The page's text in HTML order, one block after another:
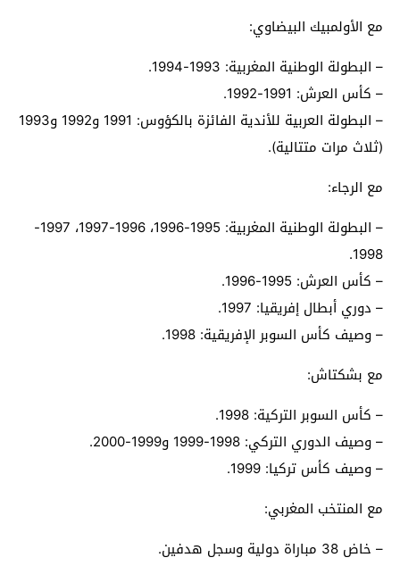
مع الأولمبيك البيضاوي:
– البطولة الوطنية المغربية: 1993-1994.
– كأس العرش: 1991-1992.
– البطولة العربية للأندية الفائزة بالكؤوس: 1991 و1992 و1993
(ثلاث مرات متتالية).
مع الرجاء:
– البطولة الوطنية المغربية: 1995-1996، 1996-1997، 1997-
1998.
– كأس العرش: 1995-1996.
– دوري أبطال إفريقيا: 1997.
– وصيف كأس السوبر الإفريقية: 1998.
مع بشكتاش:
– كأس السوبر التركية: 1998.
– وصيف الدوري التركي: 1998-1999 و1999-2000.
– وصيف كأس تركيا: 1999.
مع المنتخب المغربي:
– خاض 38 مباراة دولية وسجل هدفين.